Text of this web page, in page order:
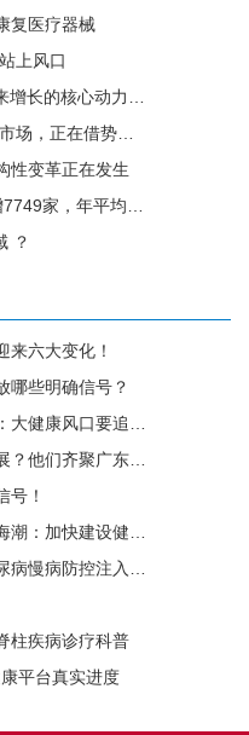
复医疗器械
上风口
动力，引领竞争格局
，正在借势破局
性变革正在发生
年平均增长1550家
？
来六大变化！
哪些明确信号？
，赋能产业的根基要扎
东为9个地市出谋划策→
号！
加快建设健康中国
控注入中医药力量
柱疾病诊疗科普
平台真实进度